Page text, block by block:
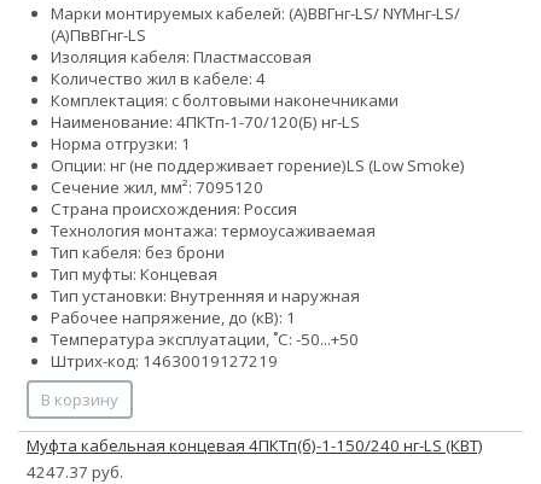
Марки монтируемых кабелей: (А)ВВГнг-LS/ NYMнг-LS/
(А)ПвВГнг-LS
Изоляция кабеля: Пластмассовая
Количество жил в кабеле: 4
Комплектация: с болтовыми наконечниками
Наименование: 4ПКТп-1-70/120(Б) нг-LS
Норма отгрузки: 1
Опции: нг (не поддерживает горение)LS (Low Smoke)
Сечение жил, мм²: 7095120
Страна происхождения: Россия
Технология монтажа: термоусаживаемая
Тип кабеля: без брони
Тип муфты: Концевая
Тип установки: Внутренняя и наружная
Рабочее напряжение, до (кВ): 1
Температура эксплуатации, ˚С: -50...+50
Штрих-код: 14630019127219
В корзину
Муфта кабельная концевая 4ПКТп(б)-1-150/240 нг-LS (КВТ)
4247.37 руб.